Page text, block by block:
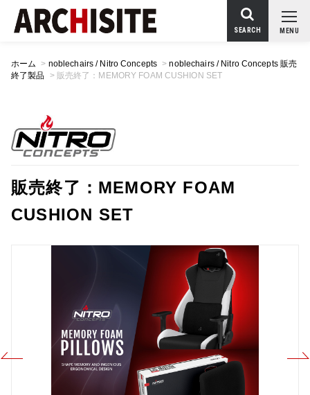
MENU
SEARCH
ホーム > noblechairs / Nitro Concepts >noblechairs / Nitro Concepts 販売
終了製品 > 販売終了：MEMORY FOAM CUSHION SET
販売終了：MEMORY FOAM
CUSHION SET